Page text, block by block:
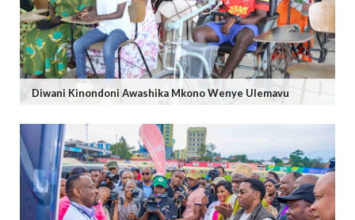
Diwani Kinondoni Awashika Mkono Wenye Ulemavu